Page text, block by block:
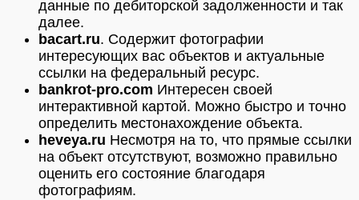
данные по дебиторской задолженности и так
далее.
bacart.ru. Содержит фотографии
интересующих вас объектов и актуальные
ссылки на федеральный ресурс.
bankrot-pro.com Интересен своей
интерактивной картой. Можно быстро и точно
определить местонахождение объекта.
heveya.ru Несмотря на то, что прямые ссылки
на объект отсутствуют, возможно правильно
оценить его состояние благодаря
фотографиям.